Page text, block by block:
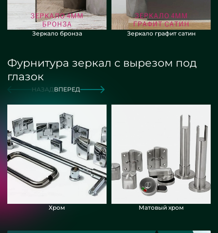
Зеркало бронза Зеркало графит сатин
Фурнитура зеркал с вырезом под
глазок
НАЗАДВПЕРЕД
Хром Матовый хром